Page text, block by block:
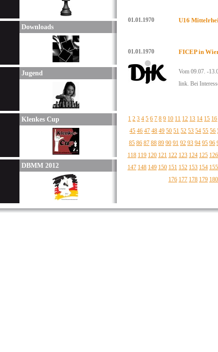
Downloads
Jugend
Klenkes Cup
DBMM 2012
01.01.1970 U16
01.01.1970 FICEP in
Vom 09.07. -
link. Bei
1 2 3 4 5 6 7 8 9 10 11 12 13 14 15 16
45 46 47 48 49 50 51 52 53 54 55 56
85 86 87 88 89 90 91 92 93 94 95 96
118 119 120 121 122 123 124 125 126
147 148 149 150 151 152 153 154 155
176 177 178 179 180